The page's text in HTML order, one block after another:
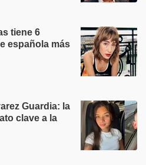
tiene 6
española más
Guardia: la
clave a la